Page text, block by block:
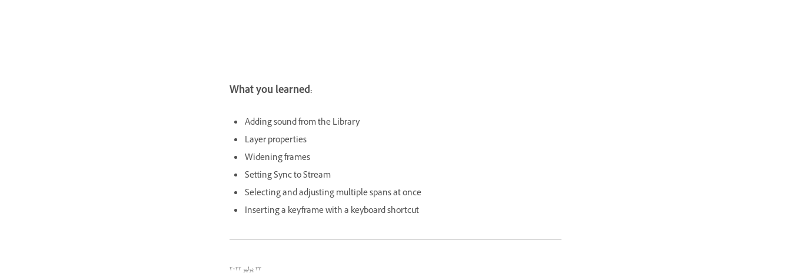
What you learned:
Adding sound from the Library
Layer properties
Widening frames
Setting Sync to Stream
Selecting and adjusting multiple spans at once
Inserting a keyframe with a keyboard shortcut
٢٣ يوليو ٢٠٢٢